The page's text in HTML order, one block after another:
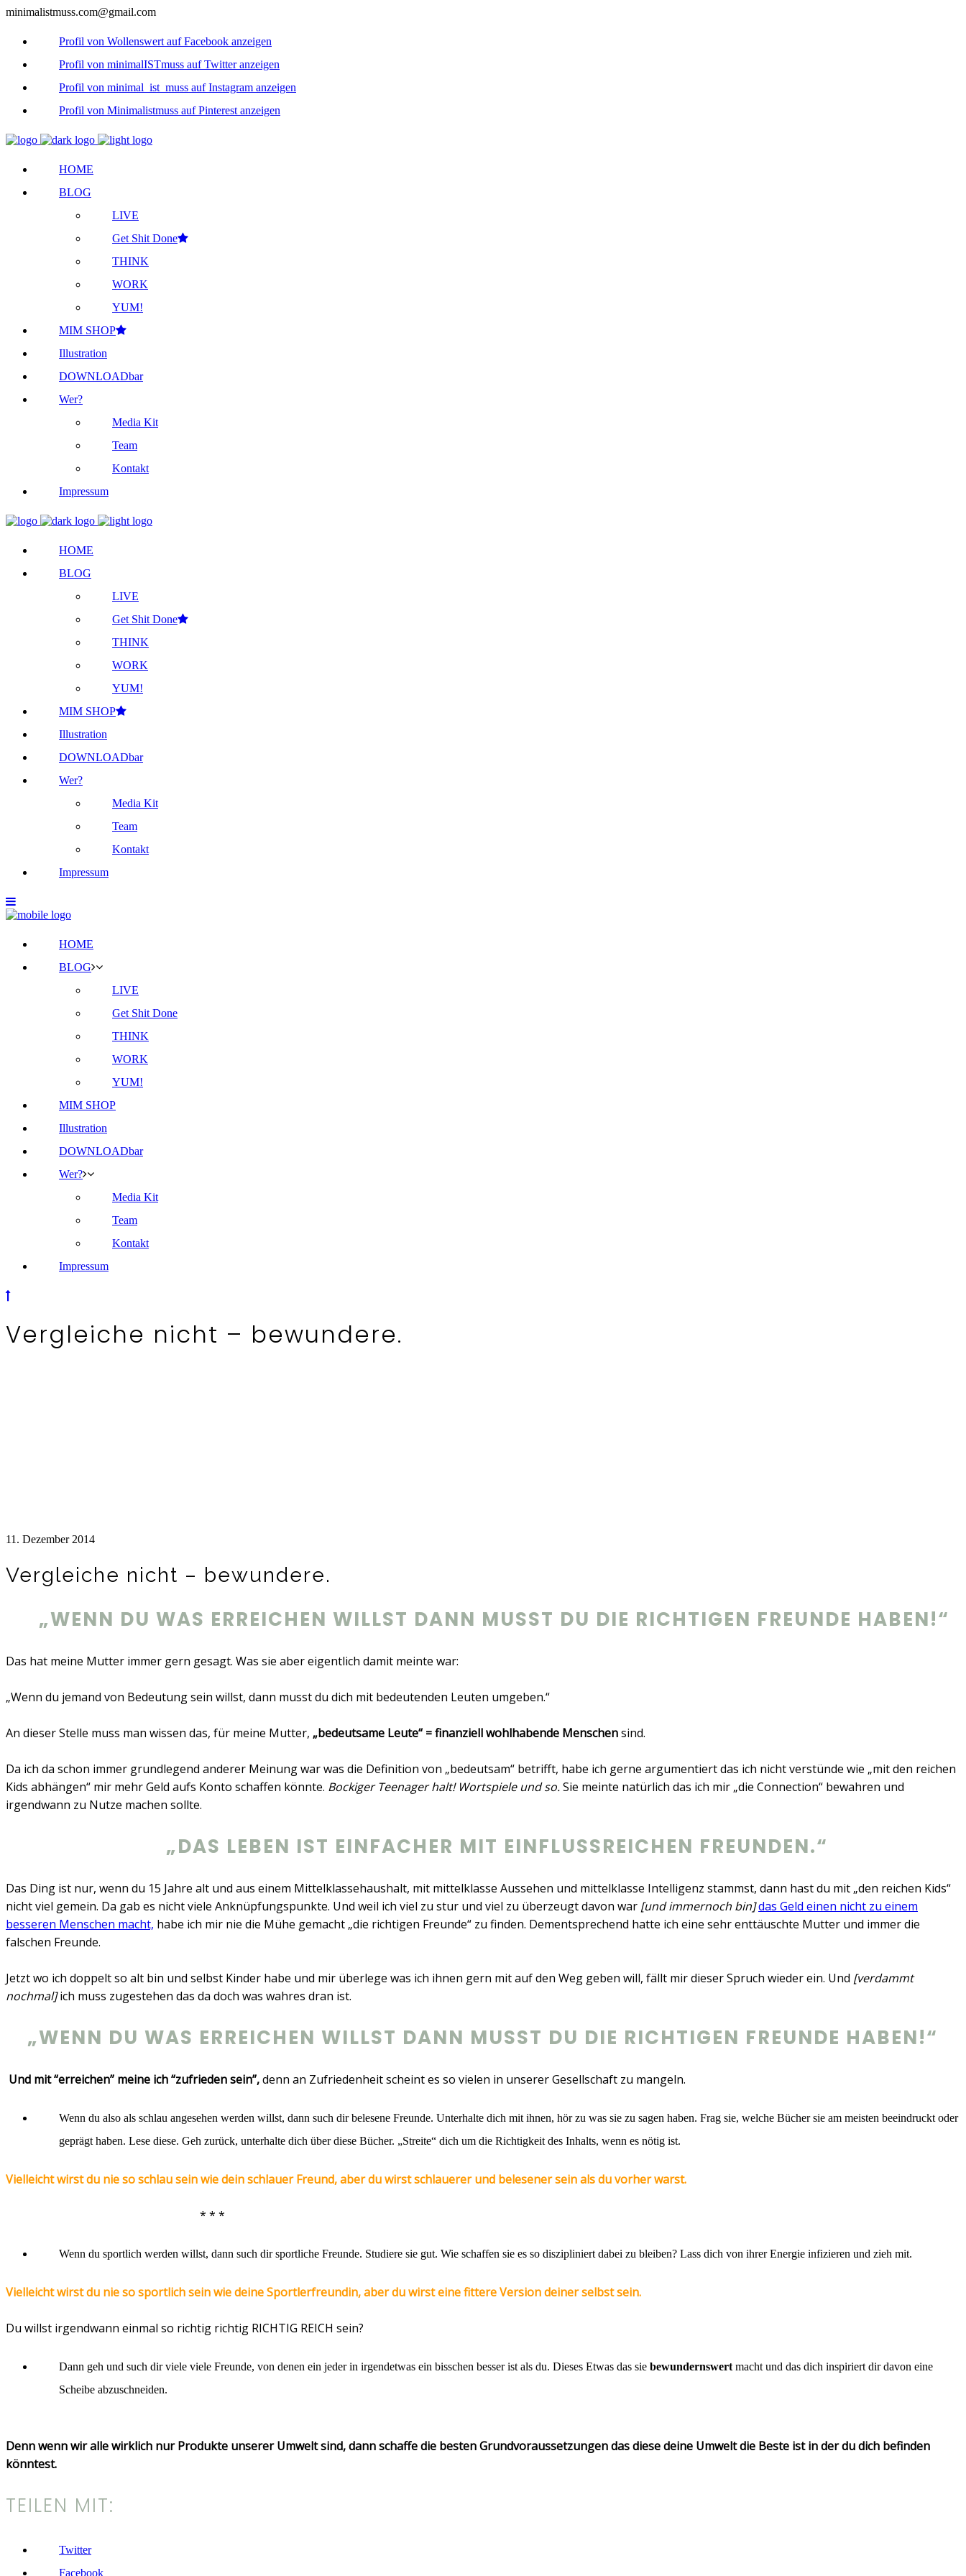
minimalistmuss.com@gmail.com
Profil von Wollenswert auf Facebook anzeigen
Profil von minimalISTmuss auf Twitter anzeigen
Profil von minimal_ist_muss auf Instagram anzeigen
Profil von Minimalistmuss auf Pinterest anzeigen
HOME
BLOG
LIVE
Get Shit Done
THINK
WORK
YUM!
MIM SHOP
Illustration
DOWNLOADbar
Wer?
Media Kit
Team
Kontakt
Impressum
HOME
BLOG
LIVE
Get Shit Done
THINK
WORK
YUM!
MIM SHOP
Illustration
DOWNLOADbar
Wer?
Media Kit
Team
Kontakt
Impressum
HOME
BLOG
LIVE
Get Shit Done
THINK
WORK
YUM!
MIM SHOP
Illustration
DOWNLOADbar
Wer?
Media Kit
Team
Kontakt
Impressum
Vergleiche nicht – bewundere.
11. Dezember 2014
Vergleiche nicht – bewundere.
„WENN DU WAS ERREICHEN WILLST DANN MUSST DU DIE RICHTIGEN FREUNDE HABEN!“
Das hat meine Mutter immer gern gesagt. Was sie aber eigentlich damit meinte war:
„Wenn du jemand von Bedeutung sein willst, dann musst du dich mit bedeutenden Leuten umgeben.“
An dieser Stelle muss man wissen das, für meine Mutter, „bedeutsame Leute“ = finanziell wohlhabende Menschensind.
Da ich da schon immer grundlegend anderer Meinung war was die Definition von „bedeutsam“ betrifft, habe ich gerne argumentiert das ich nicht verstünde wie „mit den reichen
Kids abhängen“ mir mehr Geld aufs Konto schaffen könnte. Bockiger Teenager halt! Wortspiele und so.Sie meinte natürlich das ich mir „die Connection“ bewahren und
irgendwann zu Nutze machen sollte.
„DAS LEBEN IST EINFACHER MIT EINFLUSSREICHEN FREUNDEN.“
Das Ding ist nur, wenn du 15 Jahre alt und aus einem Mittelklassehaushalt, mit mittelklasse Aussehen und mittelklasse Intelligenz stammst, dann hast du mit „den reichen Kids“
nicht viel gemein. Da gab es nicht viele Anknüpfungspunkte. Und weil ich viel zu stur und viel zu überzeugt davon war [und immernoch bin]das Geld einen nicht zu einem
besseren Menschen macht, habe ich mir nie die Mühe gemacht „die richtigen Freunde“ zu finden. Dementsprechend hatte ich eine sehr enttäuschte Mutter und immer die
falschen Freunde.
Jetzt wo ich doppelt so alt bin und selbst Kinder habe und mir überlege was ich ihnen gern mit auf den Weg geben will, fällt mir dieser Spruch wieder ein. Und [verdammt
nochmal]ich muss zugestehen das da doch was wahres dran ist.
„WENN DU WAS ERREICHEN WILLST DANN MUSST DU DIE RICHTIGEN FREUNDE HABEN!“
Und mit “erreichen” meine ich “zufrieden sein”,denn an Zufriedenheit scheint es so vielen in unserer Gesellschaft zu mangeln.
Wenn du also als schlau angesehen werden willst, dann such dir belesene Freunde. Unterhalte dich mit ihnen, hör zu was sie zu sagen haben. Frag sie, welche Bücher sie am meisten beeindruckt oder
geprägt haben. Lese diese. Geh zurück, unterhalte dich über diese Bücher. „Streite“ dich um die Richtigkeit des Inhalts, wenn es nötig ist.
Vielleicht wirst du nie so schlau sein wie dein schlauer Freund, aber du wirst schlauerer und belesener sein als du vorher warst.
* * *
Wenn du sportlich werden willst, dann such dir sportliche Freunde. Studiere sie gut. Wie schaffen sie es so diszipliniert dabei zu bleiben? Lass dich von ihrer Energie infizieren und zieh mit.
Vielleicht wirst du nie so sportlich sein wie deine Sportlerfreundin, aber du wirst eine fittere Version deiner selbst sein.
Du willst irgendwann einmal so richtig richtig RICHTIG REICH sein?
Dann geh und such dir viele viele Freunde, von denen ein jeder in irgendetwas ein bisschen besser ist als du. Dieses Etwas das sie bewundernswert macht und das dich inspiriert dir davon eine
Scheibe abzuschneiden.
Denn wenn wir alle wirklich nur Produkte unserer Umwelt sind, dann schaffe die besten Grundvoraussetzungen das diese deine Umwelt die Beste ist in der du dich befinden
könntest.
TEILEN MIT:
Twitter
Facebook